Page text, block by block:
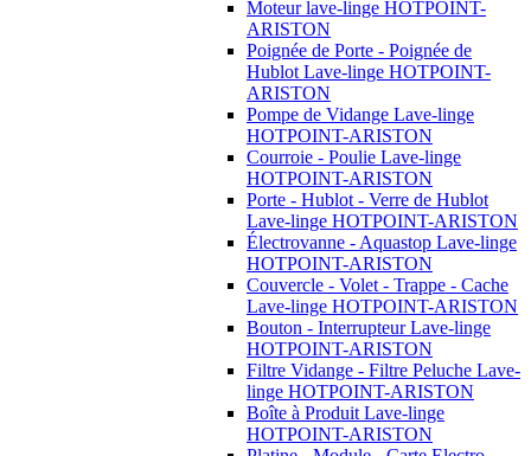
Moteur lave-linge HOTPOINT-
ARISTON
Poignée de Porte - Poignée de
Hublot Lave-linge HOTPOINT-
ARISTON
Pompe de Vidange Lave-linge
HOTPOINT-ARISTON
Courroie - Poulie Lave-linge
HOTPOINT-ARISTON
Porte - Hublot - Verre de Hublot
Lave-linge HOTPOINT-ARISTON
Électrovanne - Aquastop Lave-linge
HOTPOINT-ARISTON
Couvercle - Volet - Trappe - Cache
Lave-linge HOTPOINT-ARISTON
Bouton - Interrupteur Lave-linge
HOTPOINT-ARISTON
Filtre Vidange - Filtre Peluche Lave-
linge HOTPOINT-ARISTON
Boîte à Produit Lave-linge
HOTPOINT-ARISTON